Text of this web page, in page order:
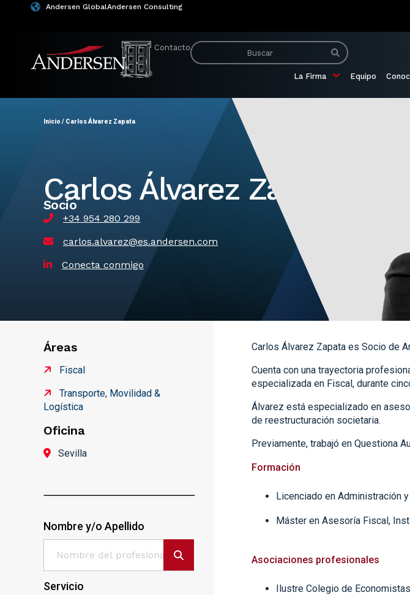
Andersen GlobalAndersen Consulting
Contacto
La Firma Equipo
Inicio / Carlos Álvarez Zapata
Carlos Álvarez Zapata
Socio
+34 954 280 299
carlos.alvarez@es.andersen.com
Conecta conmigo
Áreas
Fiscal
Transporte, Movilidad &
Logística
Oficina
Sevilla
Nombre y/o Apellido
Servicio
Carlos Álvarez Zapata es Socio de
Cuenta con una trayectoria
especializada en Fiscal, durante
Álvarez está especializado en
de reestructuración societaria.
Previamente, trabajó en Questiona
Formación
Licenciado en Administración
Máster en Asesoría Fiscal,
Asociaciones profesionales
Ilustre Colegio de